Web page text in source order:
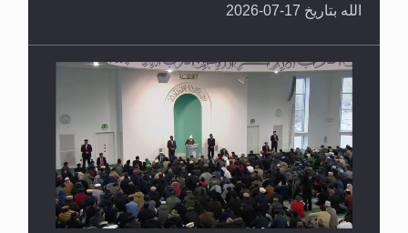
الله بتاريخ 17-07-2026